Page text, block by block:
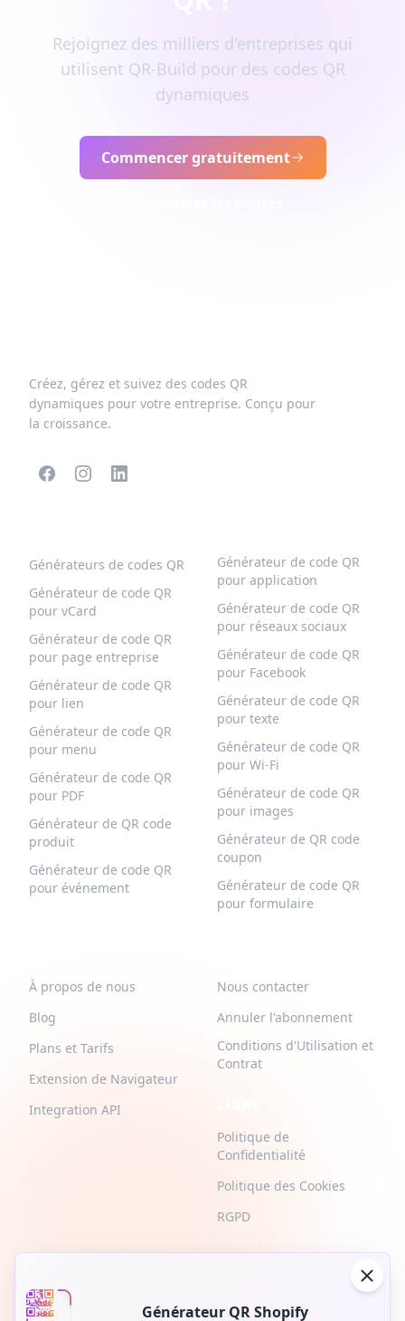
Générateur QR Shopify
Rejoignez des milliers d'entreprises qui
utilisent QR-Build pour des codes QR
dynamiques
Commencer gratuitement
Créez, gérez et suivez des codes QR
dynamiques pour votre entreprise. Conçu pour
la croissance.
Générateurs de codes QR
Générateur de code QR
pour vCard
Générateur de code QR
pour page entreprise
Générateur de code QR
pour lien
Générateur de code QR
pour menu
Générateur de code QR
pour PDF
Générateur de QR code
produit
Générateur de code QR
pour événement
Générateur de code QR
pour application
Générateur de code QR
pour réseaux sociaux
Générateur de code QR
pour Facebook
Générateur de code QR
pour texte
Générateur de code QR
pour Wi-Fi
Générateur de code QR
pour images
Générateur de QR code
coupon
Générateur de code QR
pour formulaire
À propos de nous
Blog
Plans et Tarifs
Extension de Navigateur
Integration API
Nous contacter
Annuler l'abonnement
Conditions d'Utilisation et
Contrat
Politique de
Confidentialité
Politique des Cookies
RGPD